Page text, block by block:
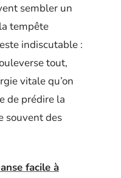
sembler un
tempête
indiscutable :
tout,
vitale qu’on
de prédire la
souvent des
facile à